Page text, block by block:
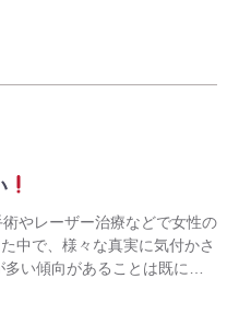
やレーザー治療などで女性の
中で、様々な真実に気付かさ
い傾向があることは既にお